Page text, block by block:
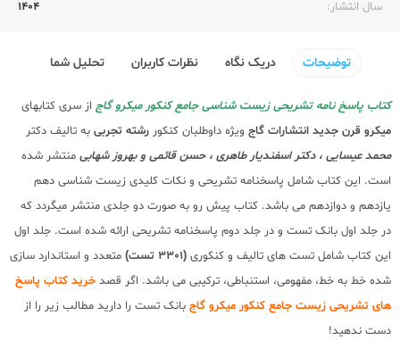
سال انتشار:‌
1404
توضیحات دریک نگاه نظرات کاربران تحلیل شما
کتاب پاسخ نامه تشریحی زیست شناسی جامع کنکور میکرو گاج از سری کتابهای
میکرو قرن جدید انتشارات گاج ویژه داوطلبان کنکور رشته تجربی به تالیف دکتر
محمد عیسایی ، دکتر اسفندیار طاهری ، حسن قائمی و بهروز شهابی منتشر شده
است. این کتاب شامل پاسخنامه تشریحی و نکات کلیدی زیست شناسی دهم
یازدهم و دوازدهم می باشد. کتاب پیش رو به صورت دو جلدی منتشر میگردد که
در جلد اول بانک تست و در جلد دوم پاسخنامه تشریحی ارائه شده است. جلد اول
این کتاب شامل تست های تالیف و کنکوری (3301 تست)
متعدد و استاندارد سازی
شده خط به خط، مفهومی، استنباطی، ترکیبی می باشد. اگر قصد خرید کتاب پاسخ
های تشریحی زیست جامع کنکور میکرو گاج بانک تست را دارید مطالب زیر را از
دست ندهید!